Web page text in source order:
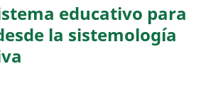
educativo para
la sistemología